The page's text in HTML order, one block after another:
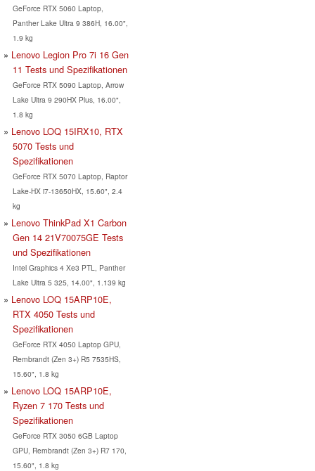
GeForce RTX 5060 Laptop,
Panther Lake Ultra 9 386H, 16.00",
1.9 kg
Lenovo Legion Pro 7i 16 Gen
11 Tests und Spezifikationen
GeForce RTX 5090 Laptop, Arrow
Lake Ultra 9 290HX Plus, 16.00",
1.8 kg
Lenovo LOQ 15IRX10, RTX
5070 Tests und
Spezifikationen
GeForce RTX 5070 Laptop, Raptor
Lake-HX i7-13650HX, 15.60", 2.4
kg
Lenovo ThinkPad X1 Carbon
Gen 14 21V70075GE Tests
und Spezifikationen
Intel Graphics 4 Xe3 PTL, Panther
Lake Ultra 5 325, 14.00", 1.139 kg
Lenovo LOQ 15ARP10E,
RTX 4050 Tests und
Spezifikationen
GeForce RTX 4050 Laptop GPU,
Rembrandt (Zen 3+) R5 7535HS,
15.60", 1.8 kg
Lenovo LOQ 15ARP10E,
Ryzen 7 170 Tests und
Spezifikationen
GeForce RTX 3050 6GB Laptop
GPU, Rembrandt (Zen 3+) R7 170,
15.60", 1.8 kg